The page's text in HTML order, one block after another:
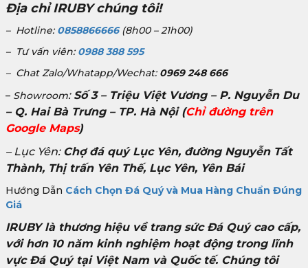
Địa chỉ IRUBY chúng tôi!
– Hotline: 0858866666(8h00 – 21h00)
– Tư vấn viên: 0988 388 595
– Chat Zalo/Whatapp/Wechat: 0969 248 666
– Showroom: Số 3 – Triệu Việt Vương – P. Nguyễn Du
– Q. Hai Bà Trưng – TP. Hà Nội(Chỉ đường trên
Google Maps)
– Lục Yên: Chợ đá quý Lục Yên, đường Nguyễn Tất
Thành, Thị trấn Yên Thế, Lục Yên, Yên Bái
Hướng Dẫn Cách Chọn Đá Quý và Mua Hàng Chuẩn Đúng
Giá
IRUBY là thương hiệu về trang sức Đá Quý cao cấp,
với hơn 10 năm kinh nghiệm hoạt động trong lĩnh
vực Đá Quý tại Việt Nam và Quốc tế. Chúng tôi